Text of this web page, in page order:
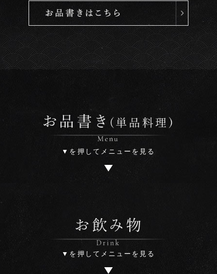
▼を押してメニューを見る
▼を押してメニューを見る